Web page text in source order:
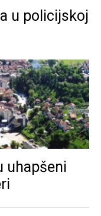
u policijskoj
uhapšeni